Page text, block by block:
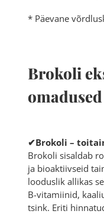
* Päevane
Brokoli
omadused
✔Brokoli –
Brokoli sisaldab
ja bioaktiivseid
looduslik allikas
B-vitamiinid,
tsink. Eriti